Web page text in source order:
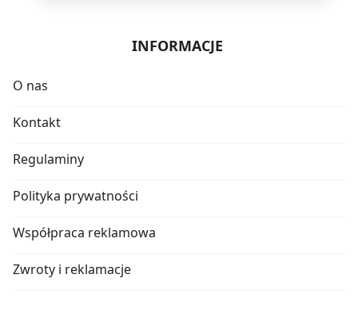
INFORMACJE
O nas
Kontakt
Regulaminy
Polityka prywatności
Współpraca reklamowa
Zwroty i reklamacje